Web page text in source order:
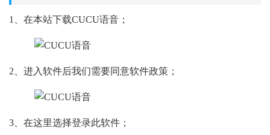
1、在本站下载CUCU语音；
2、进入软件后我们需要同意软件政策；
3、在这里选择登录此软件；